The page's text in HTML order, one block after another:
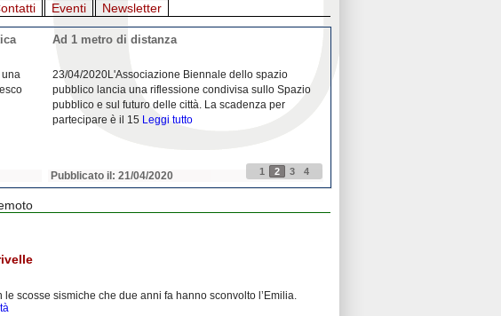
Eventi Newsletter
una
Ad 1 metro di distanza
23/04/2020L'Associazione Biennale dello spazio
pubblico lancia una riflessione condivisa sullo Spazio
pubblico e sul futuro delle città. La scadenza per
partecipare è il 15 Leggi tutto
Pubblicato il: 21/04/2020 1 2 3 4
scosse sismiche che due anni fa hanno sconvolto l’Emilia.